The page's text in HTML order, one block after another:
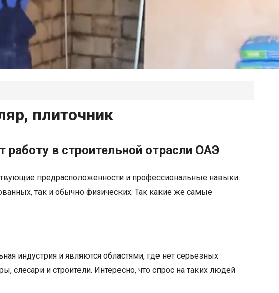
плиточник
в строительной отрасли ОАЭ
предрасположенности и профессиональные навыки.
так и обычно физических. Так какие же самые
индустрия и являются областями, где нет серьезных
слесари и строители. Интересно, что спрос на таких людей